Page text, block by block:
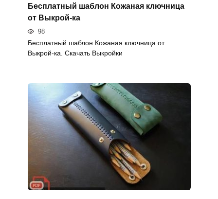
Бесплатный шаблон Кожаная ключница
от Выкрой-ка
98
Бесплатный шаблон Кожаная ключница от
Выкрой-ка. Скачать Выкройки